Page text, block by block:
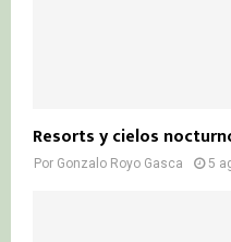
Resorts y cielos
Por Gonzalo Royo Gasca 5